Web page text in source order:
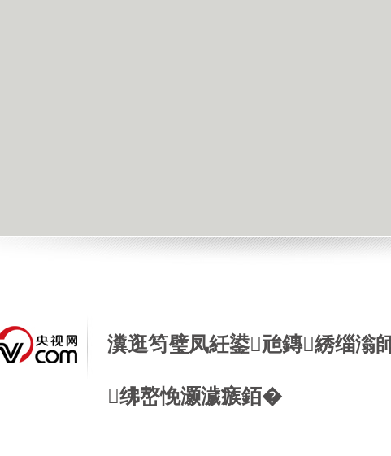
瀵逛笉璧凤紝鍙兘鏄綉缁滃
绋嶅悗灏濊瘯銆�